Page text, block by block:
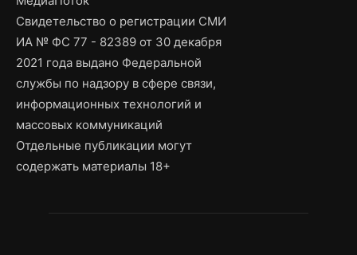
Свидетельство о регистрации СМИ
ИА № ФС 77 - 82389 от 30 декабря
2021 года выдано Федеральной
службы по надзору в сфере связи,
информационных технологий и
массовых коммуникаций
Отдельные публикации могут
содержать материалы 18+